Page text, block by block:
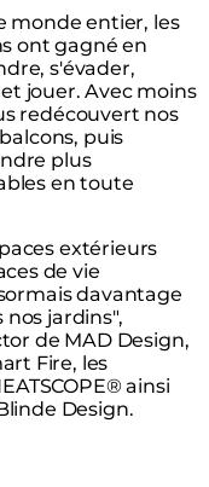
monde entier, les
ont gagné en
s'évader,
jouer. Avec moins
redécouvert nos
puis
plus
en toute
extérieurs
de vie
davantage
jardins",
de MAD Design,
Fire, les
ainsi
Design.